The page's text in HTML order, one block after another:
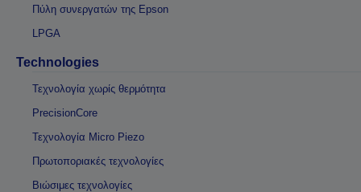
Πύλη συνεργατών της Epson
LPGA
Technologies
Τεχνολογία χωρίς θερμότητα
PrecisionCore
Τεχνολογία Micro Piezo
Πρωτοποριακές τεχνολογίες
Βιώσιμες τεχνολογίες